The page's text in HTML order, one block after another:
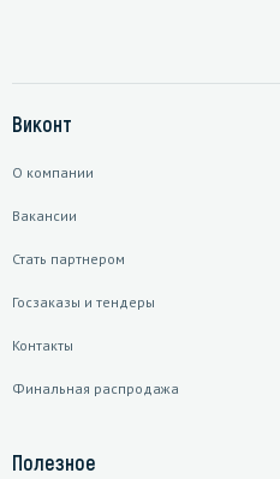
Виконт
О компании
Вакансии
Стать партнером
Госзаказы и тендеры
Контакты
Финальная распродажа
Полезное